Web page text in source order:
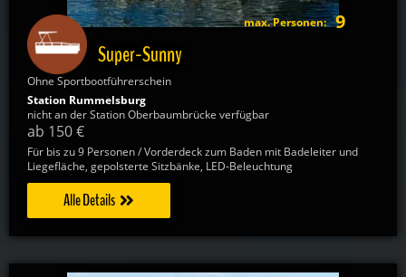
max. Personen: 9
Super-Sunny
Ohne Sportbootführerschein
Station Rummelsburg
nicht an der Station Oberbaumbrücke verfügbar
ab 150 €
Für bis zu 9 Personen / Vorderdeck zum Baden mit Badeleiter und
Liegefläche, gepolsterte Sitzbänke, LED-Beleuchtung
Alle Details